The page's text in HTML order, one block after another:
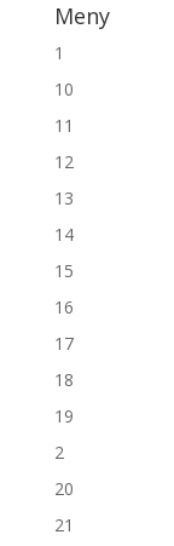
Meny
1
10
11
12
13
14
15
16
17
18
19
2
20
21